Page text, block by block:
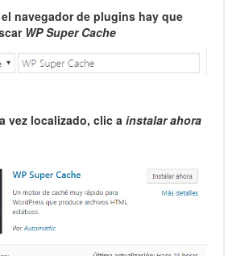
el navegador de plugins hay que
WP Super Cache
vez localizado, clic a instalar ahora